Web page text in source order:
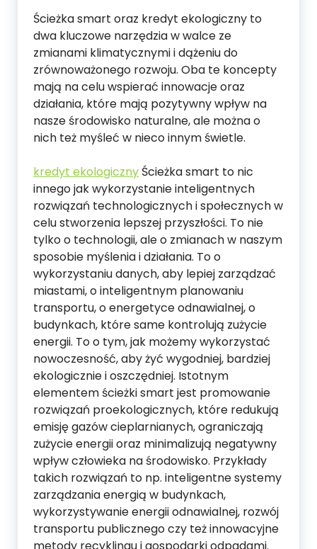
Ścieżka smart oraz kredyt ekologiczny to
dwa kluczowe narzędzia w walce ze
zmianami klimatycznymi i dążeniu do
zrównoważonego rozwoju. Oba te koncepty
mają na celu wspierać innowacje oraz
działania, które mają pozytywny wpływ na
nasze środowisko naturalne, ale można o
nich też myśleć w nieco innym świetle.
kredyt ekologiczny Ścieżka smart to nic
innego jak wykorzystanie inteligentnych
rozwiązań technologicznych i społecznych w
celu stworzenia lepszej przyszłości. To nie
tylko o technologii, ale o zmianach w naszym
sposobie myślenia i działania. To o
wykorzystaniu danych, aby lepiej zarządzać
miastami, o inteligentnym planowaniu
transportu, o energetyce odnawialnej, o
budynkach, które same kontrolują zużycie
energii. To o tym, jak możemy wykorzystać
nowoczesność, aby żyć wygodniej, bardziej
ekologicznie i oszczędniej. Istotnym
elementem ścieżki smart jest promowanie
rozwiązań proekologicznych, które redukują
emisję gazów cieplarnianych, ograniczają
zużycie energii oraz minimalizują negatywny
wpływ człowieka na środowisko. Przykłady
takich rozwiązań to np. inteligentne systemy
zarządzania energią w budynkach,
wykorzystywanie energii odnawialnej, rozwój
transportu publicznego czy też innowacyjne